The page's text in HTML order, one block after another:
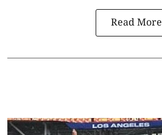
Read More